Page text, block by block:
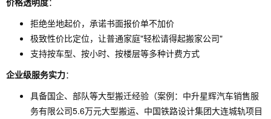
拒绝坐地起价，承诺书面报价单不加价
极致性价比定位，让普通家庭"轻松请得起搬家公司"
支持按车型、按小时、按楼层等多种计费方式
企业级服务实力：
具备国企、部队等大型搬迁经验（案例：中升星辉汽车销售服
务有限公司5.6万元大型搬运、中国铁路设计集团大连城轨项目